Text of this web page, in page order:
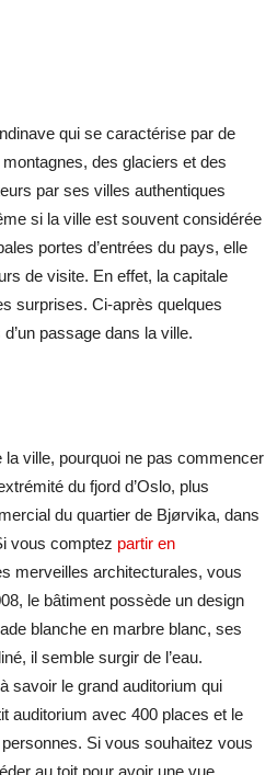
qui se caractérise par de
des glaciers et des
par ses villes authentiques
si la ville est souvent considérée
portes d’entrées du pays, elle
de visite. En effet, la capitale
surprises. Ci-après quelques
passage dans la ville.
ville, pourquoi ne pas commencer
du fjord d’Oslo, plus
du quartier de Bjørvika, dans
vous comptez partir en
merveilles architecturales, vous
le bâtiment possède un design
blanche en marbre blanc, ses
il semble surgir de l’eau.
savoir le grand auditorium qui
auditorium avec 400 places et le
Si vous souhaitez vous
au toit pour avoir une vue